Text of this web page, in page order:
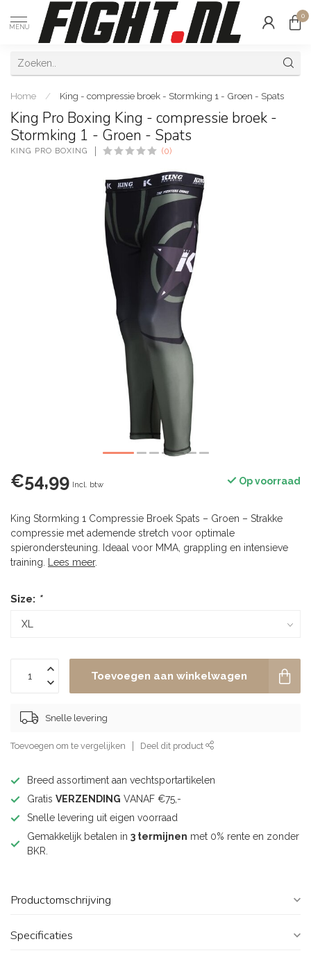
MENU
0
Home / King - compressie broek - Stormking 1 - Groen - Spats
King Pro Boxing King - compressie broek -
Stormking 1 - Groen - Spats
KING PRO BOXING (0)
€54,99 Incl. btw Op voorraad
King Stormking 1 Compressie Broek Spats – Groen – Strakke
compressie met ademende stretch voor optimale
spierondersteuning. Ideaal voor MMA, grappling en intensieve
training.
Lees meer.
Size: *
Toevoegen aan winkelwagen
Snelle levering
Toevoegen om te vergelijken Deel dit product
Breed assortiment aan vechtsportartikelen
Gratis VERZENDING VANAF €75,-
Snelle levering uit eigen voorraad
Gemakkelijk betalen in 3 termijnen met 0% rente en zonder
BKR.
Productomschrijving
Specificaties